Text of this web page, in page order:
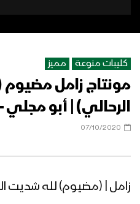
كليبات منوعة مميز
مونتاج زامل
الرحالي) | أبو مجلي –
07/10/2020
زامل | (مضيوم) لله شديت